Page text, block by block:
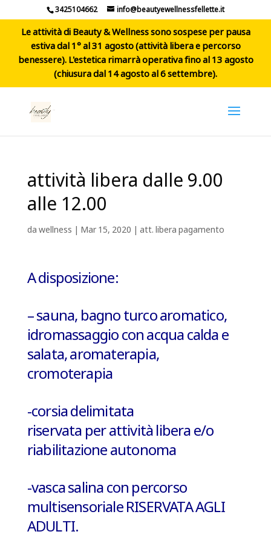
3425104662 info@beautyewellnessfellette.it
Le attività di Beauty & Wellness sono sospese per pausa
estiva dal 1° al 31 agosto (attività libera e percorso
benessere). L'estetica rimarrà operativa fino al 13 agosto
(chiusura dal 14 agosto al 6 settembre).
attività libera dalle 9.00
alle 12.00
dawellness | Mar 15, 2020 | att. libera pagamento
A disposizione:
– sauna, bagno turco aromatico,
idromassaggio con acqua calda e
salata, aromaterapia,
cromoterapia
-corsia delimitata
riservata perattività libera e/o
riabilitazione autonoma
-vasca salina con percorso
multisensorialeRISERVATA AGLI
ADULTI.